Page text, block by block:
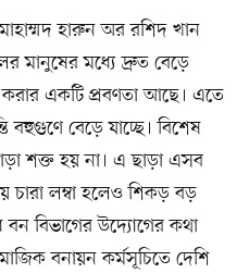
হারুন অর রশিদ খান
মধ্যে দ্রুত বেড়ে
একটি প্রবণতা আছে। এতে
বহুগুণে বেড়ে যাচ্ছে। বিশেষ
শক্ত হয় না। এ ছাড়া এসব
চারা লম্বা হলেও শিকড় বড়
বন বিভাগের উদ্যোগের কথা
বনায়ন কর্মসূচিতে দেশি